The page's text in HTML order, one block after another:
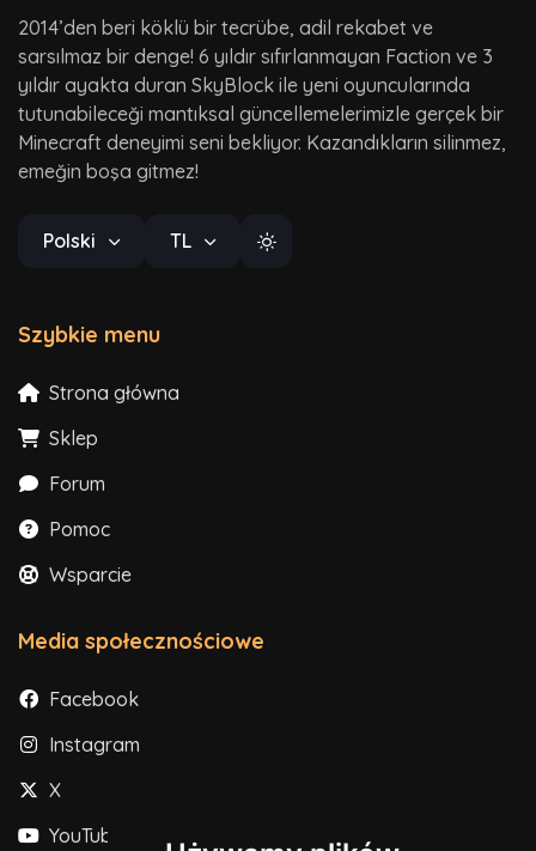
2014’den beri köklü bir tecrübe, adil rekabet ve
sarsılmaz bir denge! 6 yıldır sıfırlanmayan Faction ve 3
yıldır ayakta duran SkyBlock ile yeni oyuncularında
tutunabileceği mantıksal güncellemelerimizle gerçek bir
Minecraft deneyimi seni bekliyor. Kazandıkların silinmez,
emeğin boşa gitmez!
Polski TL
Szybkie menu
Strona główna
Sklep
Forum
Pomoc
Wsparcie
Media społecznościowe
Facebook
Instagram
X
YouTube